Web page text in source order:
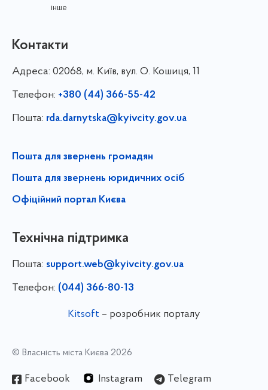
інше
Контакти
Адреса: 02068, м. Київ, вул. О. Кошиця, 11
Телефон: +380 (44) 366-55-42
Пошта: rda.darnytska@kyivcity.gov.ua
Пошта для звернень громадян
Пошта для звернень юридичних осіб
Офіційний портал Києва
Технічна підтримка
Пошта: support.web@kyivcity.gov.ua
Телефон: (044) 366-80-13
Kitsoft – розробник порталу
© Власність міста Києва 2026
Facebook Instagram Telegram